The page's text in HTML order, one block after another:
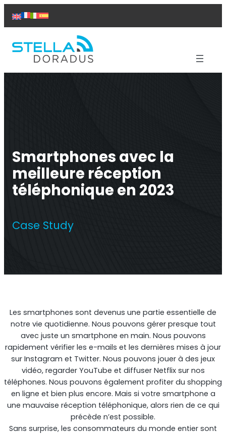
Répéteur OS6
Répéteur commercial à opérateur unique
Contact
Smartphones avec la
meilleure réception
téléphonique en 2023
Case Study
Les smartphones sont devenus une partie essentielle de
notre vie quotidienne. Nous pouvons gérer presque tout
avec juste un smartphone en main. Nous pouvons
rapidement vérifier les e-mails et les dernières mises à jour
sur Instagram et Twitter. Nous pouvons jouer à des jeux
vidéo, regarder YouTube et diffuser Netflix sur nos
téléphones. Nous pouvons également profiter du shopping
en ligne et bien plus encore. Mais si votre smartphone a
une mauvaise réception téléphonique, alors rien de ce qui
précède n’est possible.
Sans surprise, les consommateurs du monde entier sont